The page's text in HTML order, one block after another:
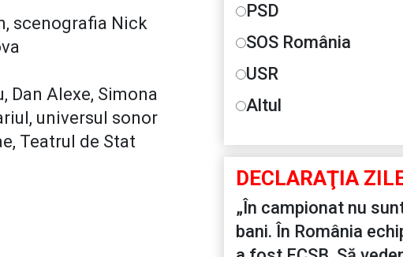
scenografia Nick
Dan Alexe, Simona
universul sonor
Teatrul de Stat
PSD
SOS România
USR
Altul
DECLARAŢIA
„În campionat nu
bani. În România